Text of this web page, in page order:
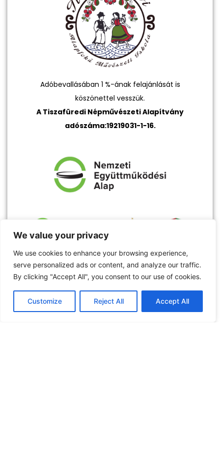
We value your privacy
We use cookies to enhance your browsing experience,
serve personalized ads or content, and analyze our traffic.
By clicking "Accept All", you consent to our use of cookies.
Customize Reject All Accept All
Adóbevallásában 1 %-ának felajánlását is
köszönettel vesszük.
A Tiszafüredi Népművészeti Alapítvány
adószáma:19219031-1-16.